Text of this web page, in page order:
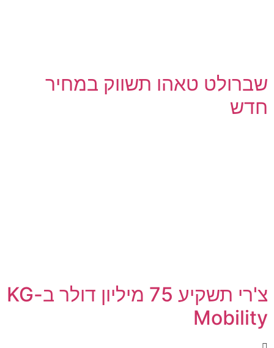
שברולט טאהו תשווק במחיר
חדש
צ'רי תשקיע 75 מיליון דולר ב-KG
Mobility